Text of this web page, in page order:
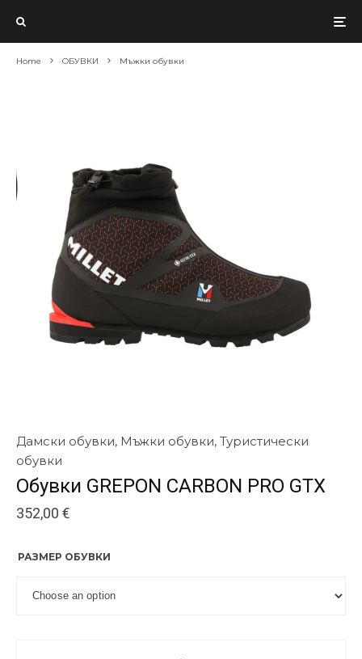
Home ОБУВКИ Мъжки обувки
Дамски обувки, Мъжки обувки, Туристически
обувки
Обувки GREPON CARBON PRO GTX
352,00 €
РАЗМЕР ОБУВКИ